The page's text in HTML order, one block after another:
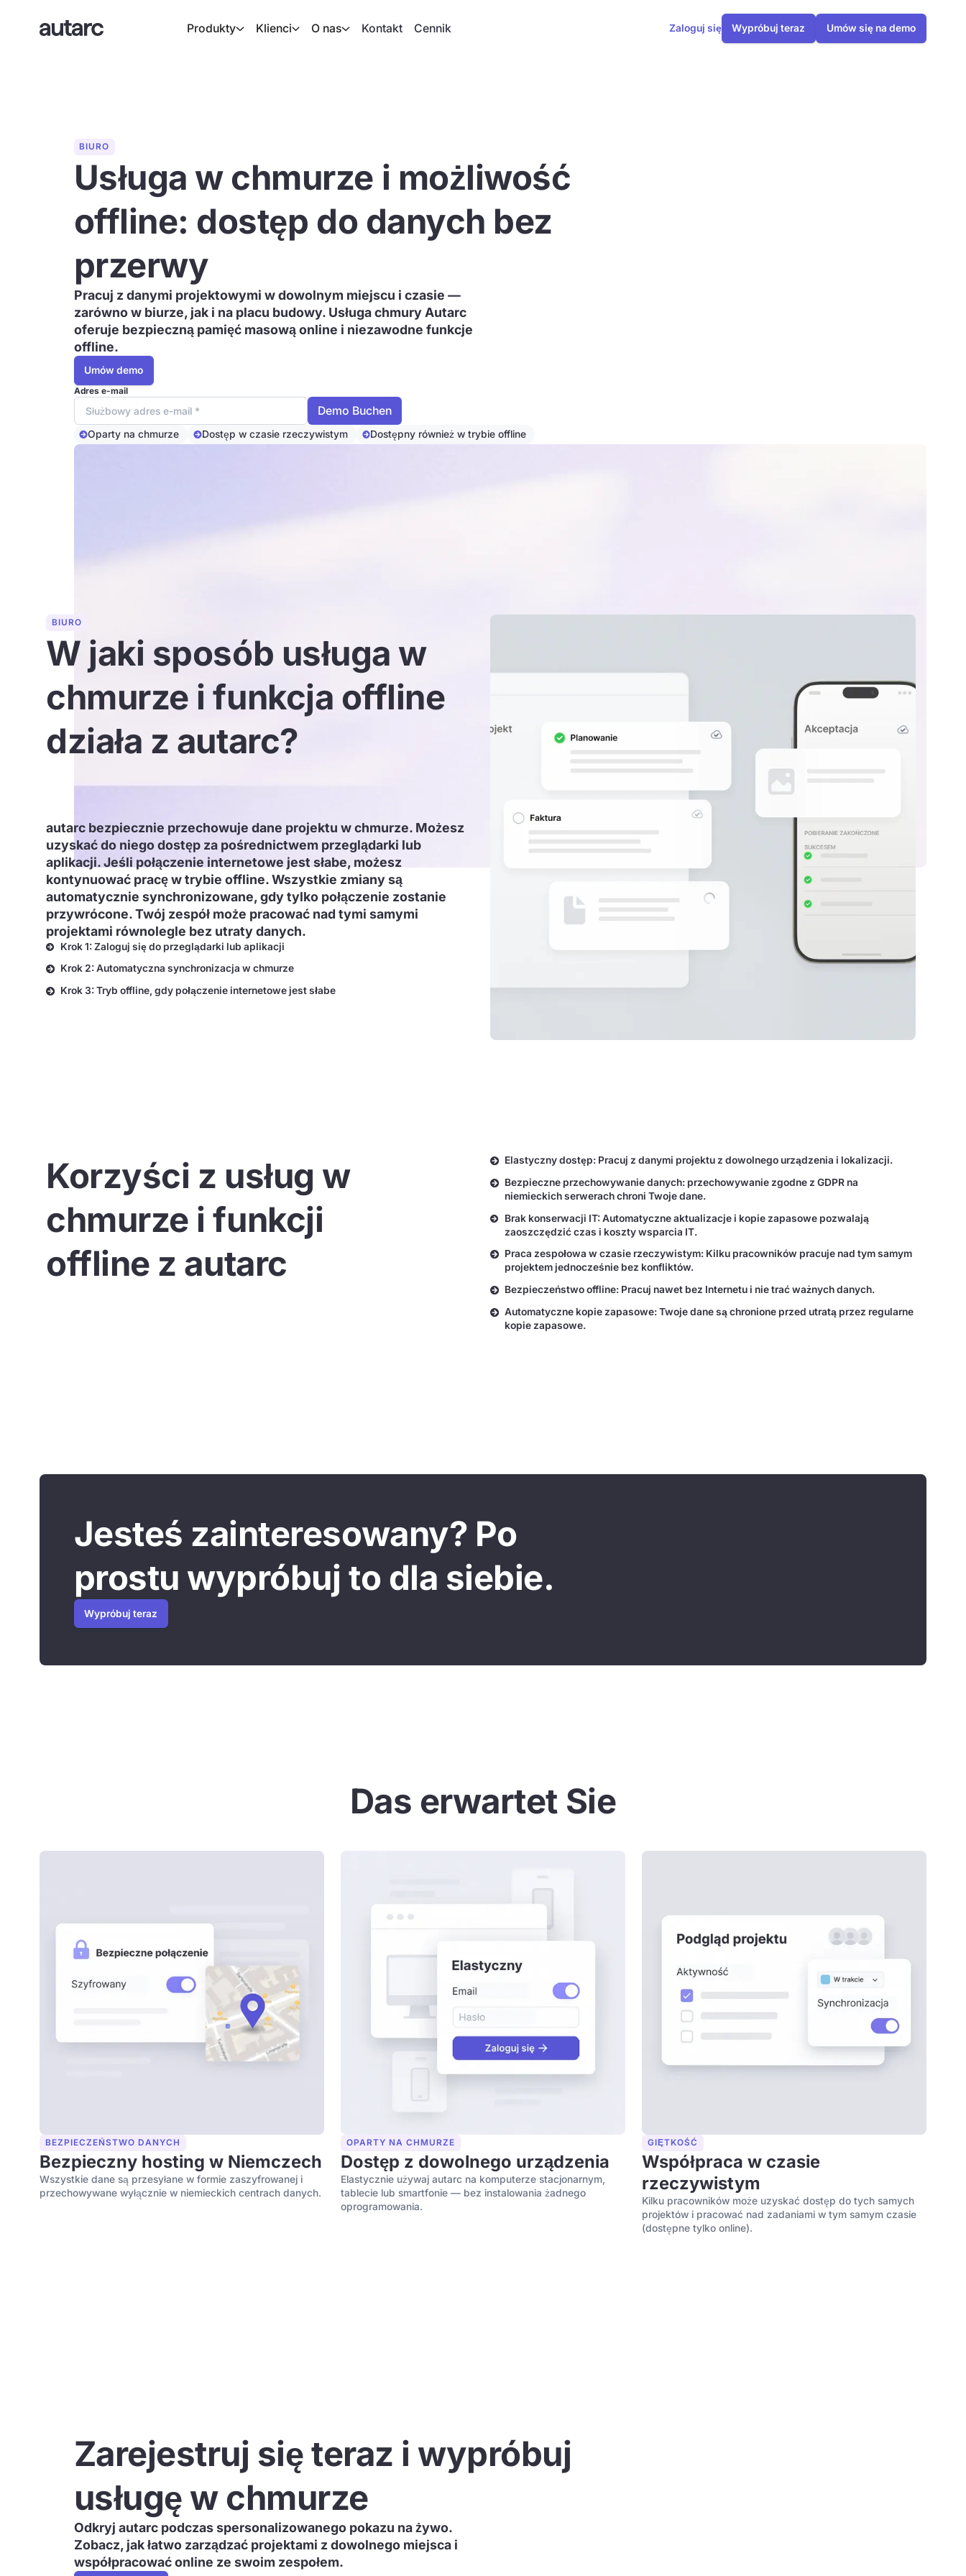
Produkty Klienci O nas Kontakt Cennik Zaloguj się Wypróbuj teraz Umów się na demo
BIURO
Usługa w chmurze i możliwość
offline: dostęp do danych bez
przerwy
Pracuj z danymi projektowymi w dowolnym miejscu i czasie —
zarówno w biurze, jak i na placu budowy. Usługa chmury Autarc
oferuje bezpieczną pamięć masową online i niezawodne funkcje
offline.
Umów demo
Adres e-mail
Oparty na chmurze Dostęp w czasie rzeczywistym Dostępny również w trybie offline
BIURO
W jaki sposób usługa w
chmurze i funkcja offline
działa z autarc?
autarc bezpiecznie przechowuje dane projektu w chmurze. Możesz
uzyskać do niego dostęp za pośrednictwem przeglądarki lub
aplikacji. Jeśli połączenie internetowe jest słabe, możesz
kontynuować pracę w trybie offline. Wszystkie zmiany są
automatycznie synchronizowane, gdy tylko połączenie zostanie
przywrócone. Twój zespół może pracować nad tymi samymi
projektami równolegle bez utraty danych.
Krok 1: Zaloguj się do przeglądarki lub aplikacji
Krok 2: Automatyczna synchronizacja w chmurze
Krok 3: Tryb offline, gdy połączenie internetowe jest słabe
Korzyści z usług w
chmurze i funkcji
offline z autarc
Elastyczny dostęp: Pracuj z danymi projektu z dowolnego urządzenia i lokalizacji.
Bezpieczne przechowywanie danych: przechowywanie zgodne z GDPR na
niemieckich serwerach chroni Twoje dane.
Brak konserwacji IT: Automatyczne aktualizacje i kopie zapasowe pozwalają
zaoszczędzić czas i koszty wsparcia IT.
Praca zespołowa w czasie rzeczywistym: Kilku pracowników pracuje nad tym samym
projektem jednocześnie bez konfliktów.
Bezpieczeństwo offline: Pracuj nawet bez Internetu i nie trać ważnych danych.
Automatyczne kopie zapasowe: Twoje dane są chronione przed utratą przez regularne
kopie zapasowe.
Jesteś zainteresowany? Po
prostu wypróbuj to dla siebie.
Wypróbuj teraz
Das erwartet Sie
BEZPIECZEŃSTWO DANYCH
Bezpieczny hosting w Niemczech
Wszystkie dane są przesyłane w formie zaszyfrowanej i
przechowywane wyłącznie w niemieckich centrach danych.
OPARTY NA CHMURZE
Dostęp z dowolnego urządzenia
Elastycznie używaj autarc na komputerze stacjonarnym,
tablecie lub smartfonie — bez instalowania żadnego
oprogramowania.
GIĘTKOŚĆ
Współpraca w czasie
rzeczywistym
Kilku pracowników może uzyskać dostęp do tych samych
projektów i pracować nad zadaniami w tym samym czasie
(dostępne tylko online).
Zarejestruj się teraz i wypróbuj
usługę w chmurze
Odkryj autarc podczas spersonalizowanego pokazu na żywo.
Zobacz, jak łatwo zarządzać projektami z dowolnego miejsca i
współpracować online ze swoim zespołem.